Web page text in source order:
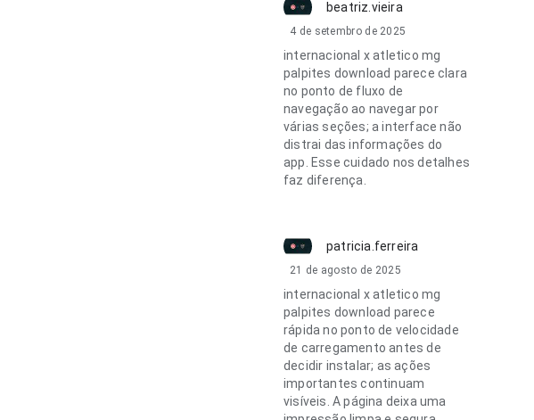
beatriz.vieira
4 de setembro de 2025
internacional x atletico mg
palpites download parece clara
no ponto de fluxo de
navegação ao navegar por
várias seções; a interface não
distrai das informações do
app. Esse cuidado nos detalhes
faz diferença.
patricia.ferreira
21 de agosto de 2025
internacional x atletico mg
palpites download parece
rápida no ponto de velocidade
de carregamento antes de
decidir instalar; as ações
importantes continuam
visíveis. A página deixa uma